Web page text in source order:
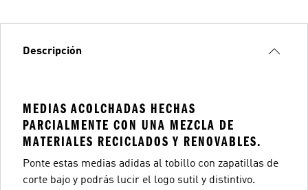
Descripción
MEDIAS ACOLCHADAS HECHAS
PARCIALMENTE CON UNA MEZCLA DE
MATERIALES RECICLADOS Y RENOVABLES.
Ponte estas medias adidas al tobillo con zapatillas de
corte bajo y podrás lucir el logo sutil y distintivo.